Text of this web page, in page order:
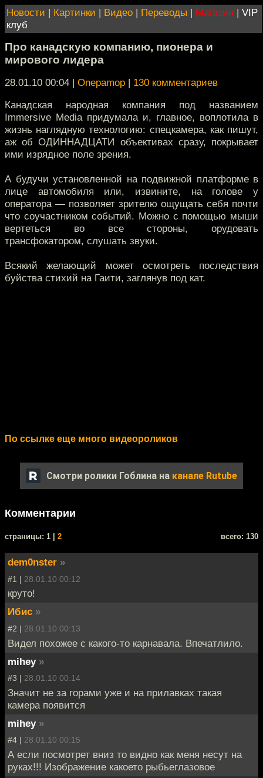
Новости | Картинки | Видео | Переводы | Магазин | VIP
клуб
Про канадскую компанию, пионера и
мирового лидера
28.01.10 00:04 | Onepamop | 130 комментариев
Канадская народная компания под названием
Immersive Media придумала и, главное, воплотила в
жизнь наглядную технологию: спецкамера, как пишут,
аж об ОДИННАДЦАТИ объективах сразу, покрывает
ими изрядное поле зрения.
А будучи установленной на подвижной платформе в
лице автомобиля или, извините, на голове у
оператора — позволяет зрителю ощущать себя почти
что соучастником событий. Можно с помощью мыши
вертеться во все стороны, орудовать
трансфокатором, слушать звуки.
Всякий желающий может осмотреть последствия
буйства стихий на Гаити, заглянув под кат.
По ссылке еще много видеороликов
Смотри ролики Гоблина на канале Rutube
Комментарии
cтраницы: 1 | 2 всего: 130
dem0nster »
#1 | 28.01.10 00:12
круто!
Ибис »
#2 | 28.01.10 00:13
Видел похожее с какого-то карнавала. Впечатлило.
mihey »
#3 | 28.01.10 00:14
Значит не за горами уже и на прилавках такая
камера появится
mihey »
#4 | 28.01.10 00:15
А если посмотрет вниз то видно как меня несут на
руках!!! Изображение какоето рыбьеглазовое